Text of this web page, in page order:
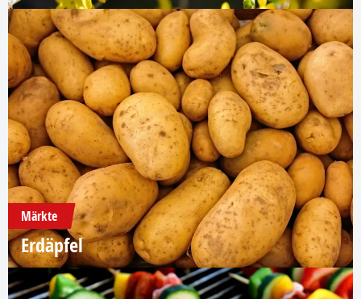
Märkte
Erdäpfel